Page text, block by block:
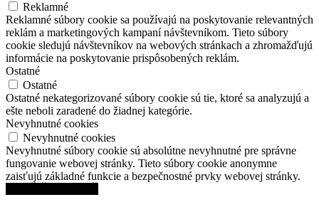
Reklamné
Reklamné súbory cookie sa používajú na poskytovanie relevantných
reklám a marketingových kampaní návštevníkom. Tieto súbory
cookie sledujú návštevníkov na webových stránkach a zhromažďujú
informácie na poskytovanie prispôsobených reklám.
Ostatné
Ostatné
Ostatné nekategorizované súbory cookie sú tie, ktoré sa analyzujú a
ešte neboli zaradené do žiadnej kategórie.
Nevyhnutné cookies
Nevyhnutné cookies
Nevyhnutné súbory cookie sú absolútne nevyhnutné pre správne
fungovanie webovej stránky. Tieto súbory cookie anonymne
zaisťujú základné funkcie a bezpečnostné prvky webovej stránky.